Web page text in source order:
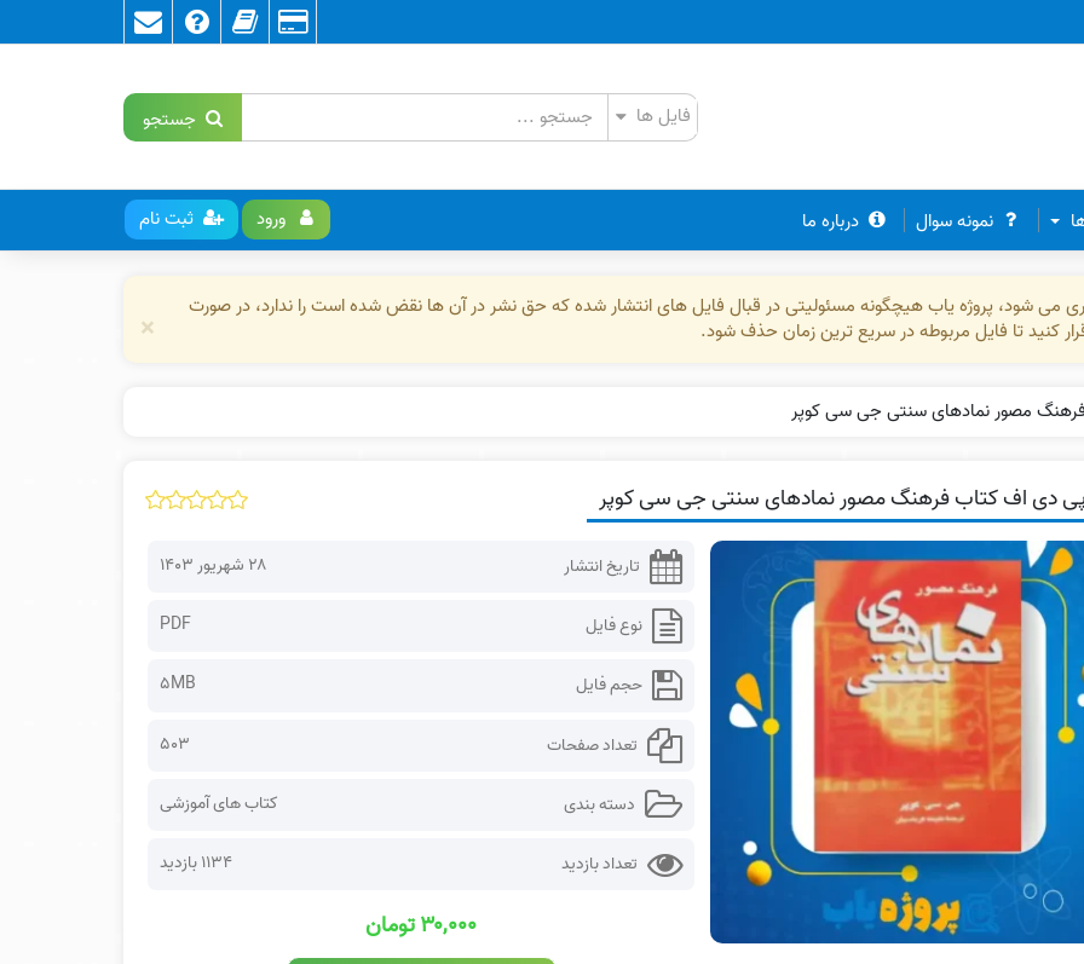
جستجو
نمونه سوال درباره ما ورود ثبت نام
می شود، پروژه یاب هیچگونه مسئولیتی در قبال فایل های انتشار شده که حق نشر در آن ها نقض شده است را ندارد، در صورت
کنید تا فایل مربوطه در سریع ترین زمان حذف شود.
×
مصور نمادهای سنتی جی سی کوپر
دی اف کتاب فرهنگ مصور نمادهای سنتی جی سی کوپر
تاریخ انتشار ۲۸ شهریور ۱۴۰۳
نوع فایل PDF
حجم فایل 5MB
تعداد صفحات 503
دسته بندی کتاب های آموزشی
تعداد بازدید 1134 بازدید
۳۰,۰۰۰ تومان